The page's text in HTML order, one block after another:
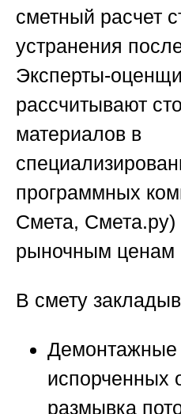
сметный расчет
устранения
Эксперты-
рассчитывают
материалов в
программных
Смета, Смета.ру)
рыночным ценам
В смету
Демонтажные
испорченных
размывка